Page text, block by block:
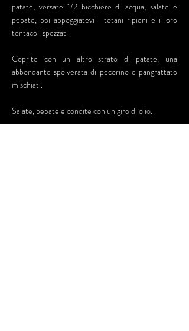
patate, versate 1/2 bicchiere di acqua, salate e
pepate, poi appoggiatevi i totani ripieni e i loro
tentacoli spezzati.
Coprite con un altro strato di patate, una
abbondante spolverata di pecorino e pangrattato
mischiati.
Salate, pepate e condite con un giro di olio.